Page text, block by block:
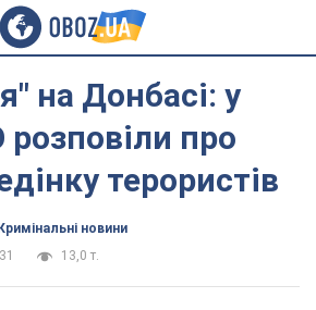
на Донбасі: у
про
терористів
Кримінальні новини
13,0 т.